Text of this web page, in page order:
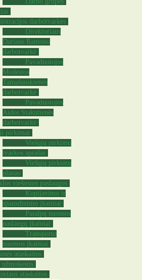
darbotvarkės
Direktoriaus
Dariaus Ramono
darbotvarkė
Pavaduotojos
Modestos
Tamašauskienės
darbotvarkė
Pavaduotojos
Aidos Stakutienės
darbotvarkė
pirkimai
Viešųjų pirkimų
tvarkos aprašas
Viešųjų pirkimų
planas
viešosios paslaugos
Kopijavimo ir
spausdinimo įkainiai
Patalpų nuomos
paslaugų įkainiai
Transporto
nuomos įkainiai
ataskaitos
užmokestis
ataskaitos